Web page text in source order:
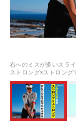
右へのミスが多いスラ
ストロング×ストロング